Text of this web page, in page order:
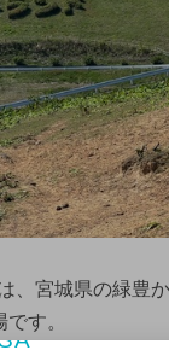
、宮城県の緑豊
す。